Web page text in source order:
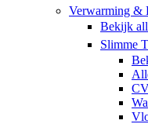
Verwarming &
Bekijk
Slimme